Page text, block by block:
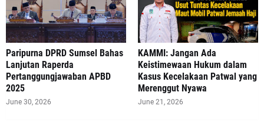
Paripurna DPRD Sumsel Bahas
Lanjutan Raperda
Pertanggungjawaban APBD
2025
June 30, 2026
‎KAMMI: Jangan Ada
Keistimewaan Hukum dalam
Kasus Kecelakaan Patwal yang
Merenggut Nyawa
June 21, 2026